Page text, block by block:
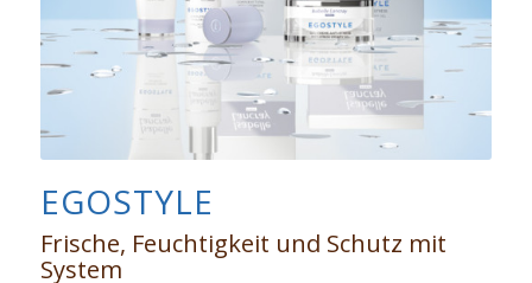
EGOSTYLE
Frische, Feuchtigkeit und Schutz mit
System